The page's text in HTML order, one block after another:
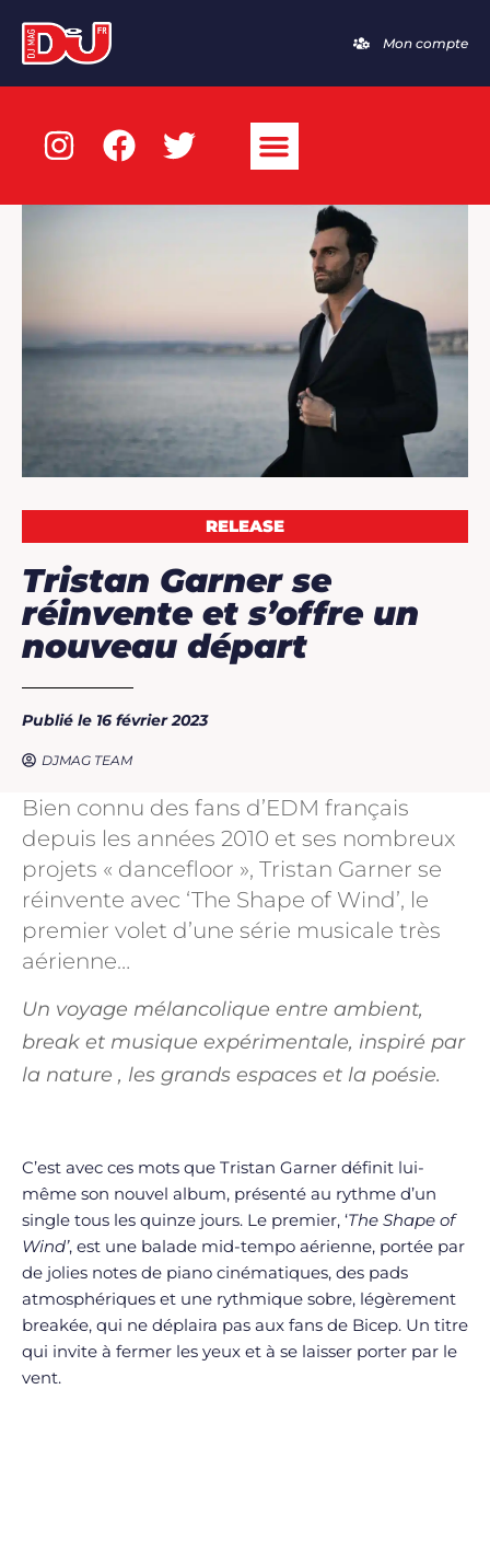
Mon compte
RELEASE
Tristan Garner se
réinvente et s’offre un
nouveau départ
Publié le 16 février 2023
DJMAG TEAM
Bien connu des fans d’EDM français
depuis les années 2010 et ses nombreux
projets « dancefloor », Tristan Garner se
réinvente avec ‘The Shape of Wind’, le
premier volet d’une série musicale très
aérienne…
Un voyage mélancolique entre ambient,
break et musique expérimentale, inspiré par
la nature , les grands espaces et la poésie.
C’est avec ces mots que Tristan Garner définit lui-
même son nouvel album, présenté au rythme d’un
single tous les quinze jours. Le premier, ‘The Shape of
Wind’, est une balade mid-tempo aérienne, portée par
de jolies notes de piano cinématiques, des pads
atmosphériques et une rythmique sobre, légèrement
breakée, qui ne déplaira pas aux fans de Bicep. Un titre
qui invite à fermer les yeux et à se laisser porter par le
vent.